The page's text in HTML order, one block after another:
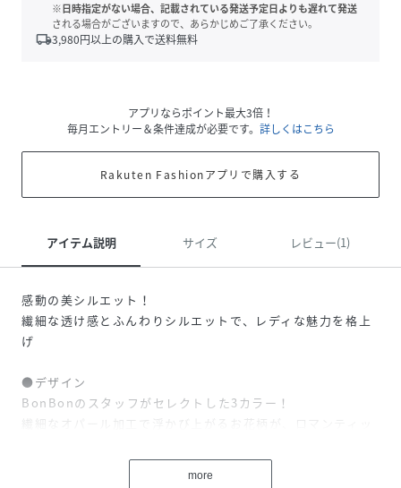
※日時指定がない場合、記載されている発送予定日よりも遅れて発送
される場合がございますので、あらかじめご了承ください。
local_shipping3,980円以上の購入で送料無料
アプリならポイント最大3倍！
毎月エントリー＆条件達成が必要です。 詳しくはこちら
Rakuten Fashionアプリで購入する
アイテム説明 サイズ レビュー(1)
感動の美シルエット！
繊細な透け感とふんわりシルエットで、レディな魅力を格上
げ
●デザイン
BonBonのスタッフがセレクトした3カラー！
繊細なオパール加工で浮かび上がるお花柄が、ロマンティッ
上品な透け感と滑らかな肌触りが特徴の生地を使用してお
more